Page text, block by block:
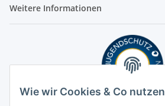
Weitere Informationen
Wie wir Cookies & Co nutzen